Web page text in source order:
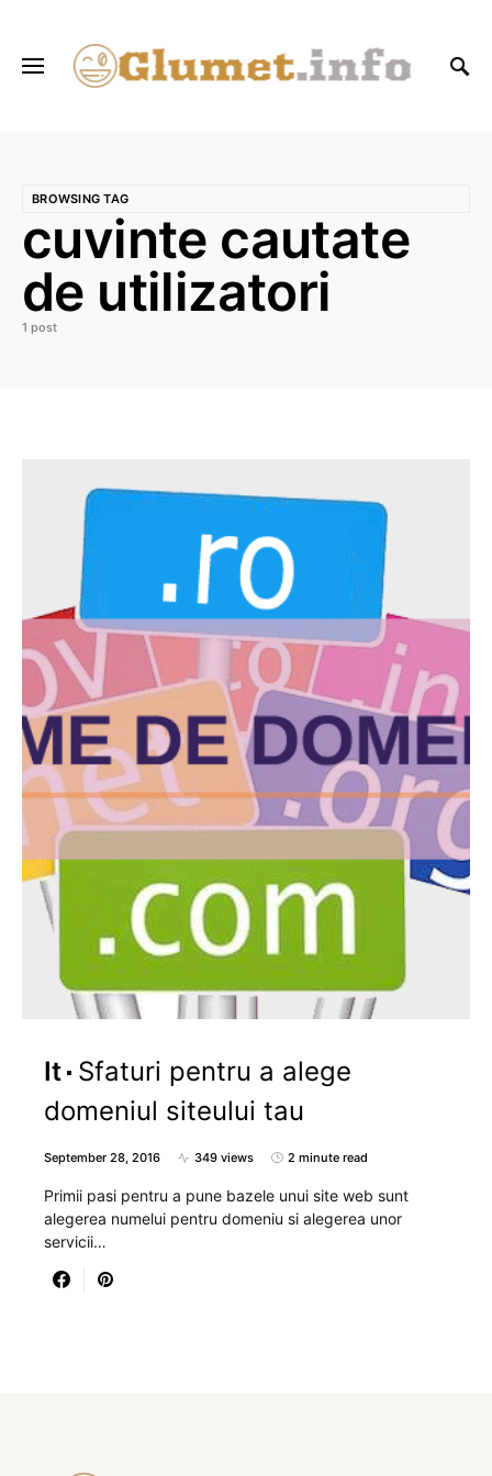
BROWSING TAG
cuvinte cautate
de utilizatori
1 post
It Sfaturi pentru a alege
domeniul siteului tau
September 28, 2016 349 views 2 minute read
Primii pasi pentru a pune bazele unui site web sunt
alegerea numelui pentru domeniu si alegerea unor
servicii…